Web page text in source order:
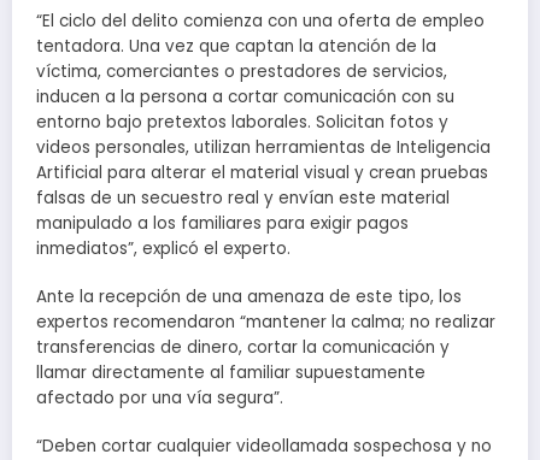
“El ciclo del delito comienza con una oferta de empleo
tentadora. Una vez que captan la atención de la
víctima, comerciantes o prestadores de servicios,
inducen a la persona a cortar comunicación con su
entorno bajo pretextos laborales. Solicitan fotos y
videos personales, utilizan herramientas de Inteligencia
Artificial para alterar el material visual y crean pruebas
falsas de un secuestro real y envían este material
manipulado a los familiares para exigir pagos
inmediatos”, explicó el experto.
Ante la recepción de una amenaza de este tipo, los
expertos recomendaron “mantener la calma; no realizar
transferencias de dinero, cortar la comunicación y
llamar directamente al familiar supuestamente
afectado por una vía segura”.
“Deben cortar cualquier videollamada sospechosa y no